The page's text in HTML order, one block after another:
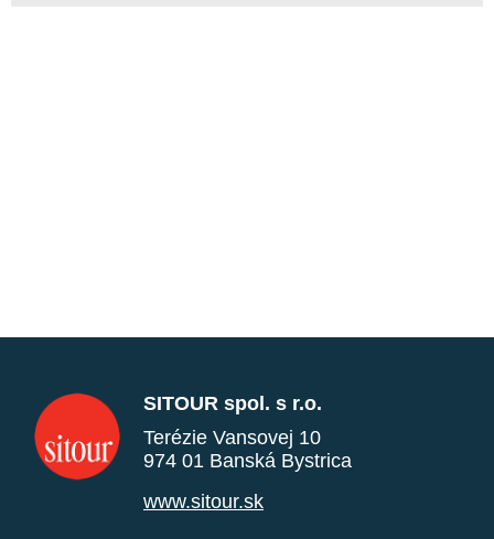
SITOUR spol. s r.o.
Terézie Vansovej 10
974 01 Banská Bystrica
www.sitour.sk